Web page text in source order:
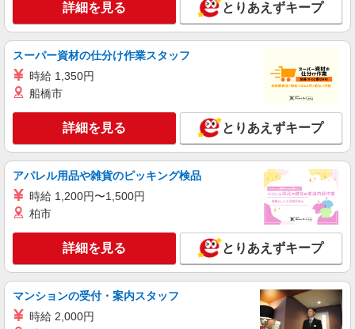
キープ 詳細を見る
契約社員
ソフトバンク販売契約社員【越谷市エリア】
家電量販店内の携帯販売スタッフ
月給 279,340円 〜 279,340円 試用期間なし ※
経験・能力による 【試用期間】時給 0 円 〜 0 円
■ソフトバンク販売契約社員【越谷市エリア】
埼玉県越谷市
キープ 詳細を見る
ソフトバンクイオンレイクタウン店
ソフトバンクショップの携帯販売スタッフ
月給 233,500円 〜 260,200円 固定残業代:
23,500円 〜 26,200円（15時間相当） ＊＿ 試用期
間あり 6ヶ月 月給25万円以上 ※経験・能力による
【試用期間】月給 233500 円 〜 260200 円
■ソフトバンクイオンレイクタウン店 埼玉県
詳細を見る とりあえずキープ
スーパー資材の仕分け作業スタッフ
時給 1,350円
船橋市
詳細を見る とりあえずキープ
アパレル用品や雑貨のピッキング検品
時給 1,200円〜1,500円
柏市
詳細を見る とりあえずキープ
マンションの受付・案内スタッフ
時給 2,000円